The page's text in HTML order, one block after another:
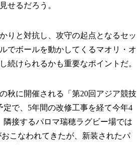
せるだろう。
りと対抗し、攻守の起点となるセッ
でボールを動かしてくるマオリ・オ
続けられるかも重要なポイントだ。
秋に開催される「第20回アジア競技
で、5年間の改修工事を経て今年4
接するパロマ瑞穂ラグビー場では
こなわれてきたが、新装されたパ